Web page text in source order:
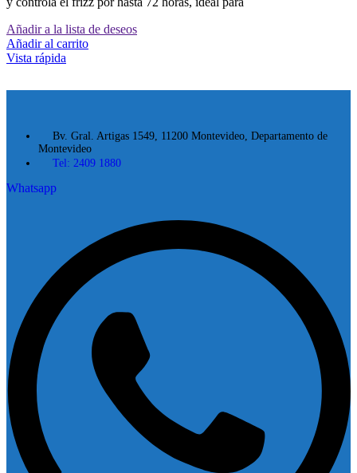
Añadir a la lista de deseos
Añadir al carrito
Vista rápida
Bv. Gral. Artigas 1549, 11200 Montevideo, Departamento de
Montevideo
Tel: 2409 1880
Whatsapp